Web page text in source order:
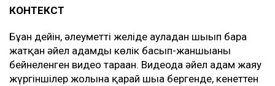
КОНТЕКСТ
Бұған дейін, әлеуметті желіде ауладан шығып бара
жатқан әйел адамды көлік басып-жаншығаны
бейнеленген видео тараған. Видеода әйел адам жаяу
жүргіншілер жолына қарай шыға бергенде, кенеттен